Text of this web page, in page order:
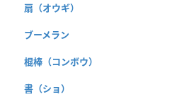
扇（オウギ）
ブーメラン
棍棒（コンボウ）
書（ショ）